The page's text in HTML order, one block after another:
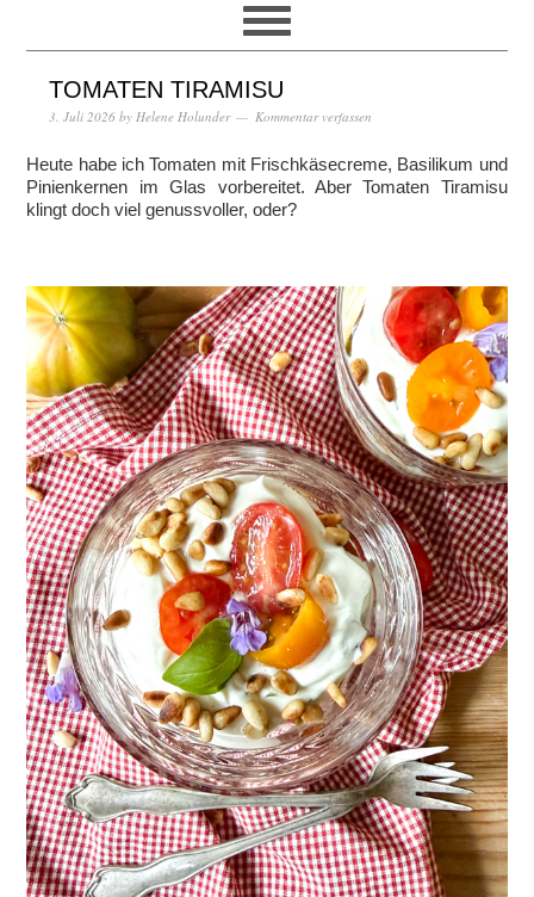
TOMATEN TIRAMISU
3. Juli 2026 by Helene Holunder Kommentar verfassen
Heute habe ich Tomaten mit Frischkäsecreme, Basilikum und
Pinienkernen im Glas vorbereitet. Aber Tomaten Tiramisu
klingt doch viel genussvoller, oder?